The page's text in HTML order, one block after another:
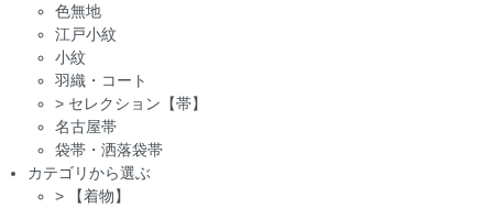
色無地
江戸小紋
小紋
羽織・コート
> セレクション【帯】
名古屋帯
袋帯・洒落袋帯
カテゴリから選ぶ
>
【着物】